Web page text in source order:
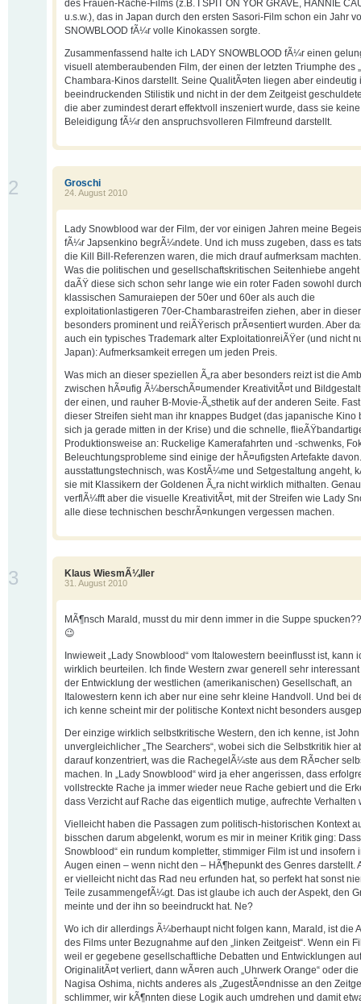
des Frauen-Rache-Films (z.B. I SPIT ON YOR GRAVE, HANNIE
u.s.w.), das in Japan durch den ersten Sasori-Film schon ein Jahr
SNOWBLOOD fÃ¼r volle Kinokassen sorgte.
Zusammenfassend halte ich LADY SNOWBLOOD fÃ¼r einen
visuell atemberaubenden Film, der einen der letzten Triumphe des
Chambara-Kinos darstellt. Seine QualitÃ¤ten liegen aber eindeutig
beeindruckenden Stilistik und nicht in der dem Zeitgeist
die aber zumindest derart effektvoll inszeniert wurde, dass sie keine
Beleidigung fÃ¼r den anspruchsvolleren Filmfreund darstellt.
Groschi
24. August 2010
2
Lady Snowblood war der Film, der vor einigen Jahren meine
fÃ¼r Japsenkino begrÃ¼ndete. Und ich muss zugeben, dass es
die Kill Bill-Referenzen waren, die mich drauf aufmerksam machten.
Was die politischen und gesellschaftskritischen Seitenhiebe
daÃŸ diese sich schon sehr lange wie ein roter Faden sowohl
klassischen Samuraiepen der 50er und 60er als auch die
exploitationlastigeren 70er-Chambarastreifen ziehen, aber in dieser
besonders prominent und reiÃŸerisch prÃ¤sentiert wurden. Aber
auch ein typisches Trademark alter ExploitationreiÃŸer (und nicht
Japan): Aufmerksamkeit erregen um jeden Preis.
Was mich an dieser speziellen Ã„ra aber besonders reizt ist die
zwischen hÃ¤ufig Ã¼berschÃ¤umender KreativitÃ¤t und
der einen, und rauher B-Movie-Ã„sthetik auf der anderen Seite.
dieser Streifen sieht man ihr knappes Budget (das japanische Kino
sich ja gerade mitten in der Krise) und die schnelle,
Produktionsweise an: Ruckelige Kamerafahrten und -schwenks,
Beleuchtungsprobleme sind einige der hÃ¤ufigsten Artefakte
ausstattungstechnisch, was KostÃ¼me und Setgestaltung angeht,
sie mit Klassikern der Goldenen Ã„ra nicht wirklich mithalten.
verflÃ¼fft aber die visuelle KreativitÃ¤t, mit der Streifen wie Lady
alle diese technischen beschrÃ¤nkungen vergessen machen.
Klaus WiesmÃ¼ller
31. August 2010
3
MÃ¶nsch Marald, musst du mir denn immer in die Suppe spucken??
😉
Inwieweit „Lady Snowblood“ vom Italowestern beeinflusst ist, kann
wirklich beurteilen. Ich finde Western zwar generell sehr
der Entwicklung der westlichen (amerikanischen) Gesellschaft, an
Italowestern kenn ich aber nur eine sehr kleine Handvoll. Und bei
ich kenne scheint mir der politische Kontext nicht besonders
Der einzige wirklich selbstkritische Western, den ich kenne, ist
unvergleichlicher „The Searchers“, wobei sich die Selbstkritik hier
darauf konzentriert, was die RachegelÃ¼ste aus dem RÃ¤cher
machen. In „Lady Snowblood“ wird ja eher angerissen, dass
vollstreckte Rache ja immer wieder neue Rache gebiert und die
dass Verzicht auf Rache das eigentlich mutige, aufrechte Verhalten
Vielleicht haben die Passagen zum politisch-historischen Kontext
bisschen darum abgelenkt, worum es mir in meiner Kritik ging:
Snowblood“ ein rundum kompletter, stimmiger Film ist und insofern
Augen einen – wenn nicht den – HÃ¶hepunkt des Genres darstellt.
er vielleicht nicht das Rad neu erfunden hat, so perfekt hat sonst
Teile zusammengefÃ¼gt. Das ist glaube ich auch der Aspekt, den
meinte und der ihn so beeindruckt hat. Ne?
Wo ich dir allerdings Ã¼berhaupt nicht folgen kann, Marald, ist die
des Films unter Bezugnahme auf den „linken Zeitgeist“. Wenn ein
weil er gegebene gesellschaftliche Debatten und Entwicklungen
OriginalitÃ¤t verliert, dann wÃ¤ren auch „Uhrwerk Orange“ oder
Nagisa Oshima, nichts anderes als „ZugestÃ¤ndnisse an den
schlimmer, wir kÃ¶nnten diese Logik auch umdrehen und damit